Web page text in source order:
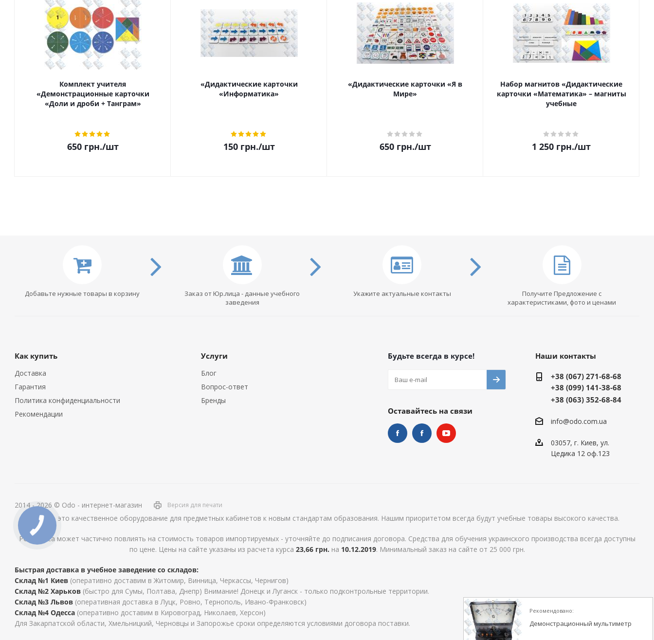
Комплект учителя
«Демонстрационные карточки
«Доли и дроби + Танграм»
650грн./шт
«Дидактические карточки
«Информатика»
150грн./шт
«Дидактические карточки «Я в
Мире»
650грн./шт
Набор магнитов «Дидактические
карточки «Математика» – магниты
учебные
1 250 грн./шт
Добавьте нужные товары в корзину
Заказ от Юр.лица - данные учебного
заведения
Укажите актуальные контакты
Получите Предложение с
характеристиками, фото и ценами
Как купить
Доставка
Гарантия
Политика конфиденциальности
Рекомендации
Услуги
Блог
Вопрос-ответ
Бренды
Будьте всегда в курсе!
Оставайтесь на связи
Наши контакты
+38 (067) 271-68-68
+38 (099) 141-38-68
+38 (063) 352-68-84
info@odo.com.ua
03057, г. Киев, ул.
Цедика 12 оф.123
2014 - 2026 © Odo - интернет-магазин Версия для печати
ОДО – это качественное оборудование для предметных кабинетов к новым стандартам образования. Нашим приоритетом всегда будут учебные товары высокого качества.
Рост курса может частично повлиять на стоимость товаров импортируемых - уточняйте до подписания договора. Средства для обучения украинского производства всегда доступны
по цене. Цены на сайте указаны из расчета курса 23,66 грн. на 10.12.2019. Минимальный заказ на сайте от 25 000 грн.
Быстрая доставка в учебное заведение со складов:
Склад №1 Киев (оперативно доставим в Житомир, Винница, Черкассы, Чернигов)
Склад №2 Харьков (быстро для Сумы, Полтава, Днепр) Внимание! Донецк и Луганск - только подконтрольные территории.
Склад №3 Львов (оперативная доставка в Луцк, Ровно, Тернополь, Ивано-Франковск)
Склад №4 Одесса (оперативно доставим в Кировоград, Николаев, Херсон)
Для Закарпатской области, Хмельницкий, Черновцы и Запорожье сроки определяются условиями договора поставки.
Рекомендовано:
Демонстрационный мультиметр